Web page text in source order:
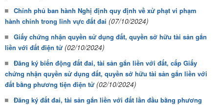
Chính phủ ban hành Nghị định quy định về xử phạt vi phạm
hành chính trong lĩnh vực đất đai (07/10/2024)
Giấy chứng nhận quyền sử dụng đất, quyền sở hữu tài sản gắn
liền với đất điện tử (02/10/2024)
Đăng ký biến động đất đai, tài sản gắn liền với đất, cấp Giấy
chứng nhận quyền sử dụng đất, quyền sở hữu tài sản gắn liền với
đất bằng phương tiện điện tử (02/10/2024)
Đăng ký đất đai, tài sản gắn liền với đất lần đầu bằng phương